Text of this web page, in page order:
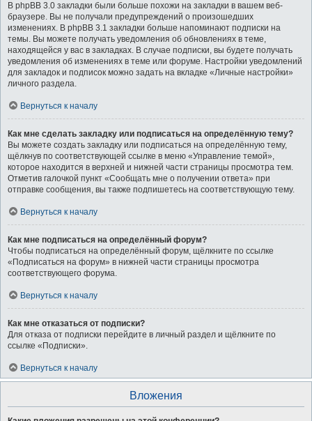
В phpBB 3.0 закладки были больше похожи на закладки в вашем веб-
браузере. Вы не получали предупреждений о произошедших
изменениях. В phpBB 3.1 закладки больше напоминают подписки на
темы. Вы можете получать уведомления об обновлениях в теме,
находящейся у вас в закладках. В случае подписки, вы будете получать
уведомления об изменениях в теме или форуме. Настройки уведомлений
для закладок и подписок можно задать на вкладке «Личные настройки»
личного раздела.
Вернуться к началу
Как мне сделать закладку или подписаться на определённую тему?
Вы можете создать закладку или подписаться на определённую тему,
щёлкнув по соответствующей ссылке в меню «Управление темой»,
которое находится в верхней и нижней части страницы просмотра тем.
Отметив галочкой пункт «Сообщать мне о получении ответа» при
отправке сообщения, вы также подпишетесь на соответствующую тему.
Вернуться к началу
Как мне подписаться на определённый форум?
Чтобы подписаться на определённый форум, щёлкните по ссылке
«Подписаться на форум» в нижней части страницы просмотра
соответствующего форума.
Вернуться к началу
Как мне отказаться от подписки?
Для отказа от подписки перейдите в личный раздел и щёлкните по
ссылке «Подписки».
Вернуться к началу
Вложения